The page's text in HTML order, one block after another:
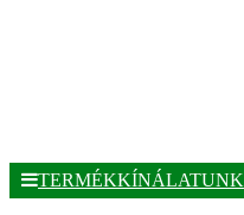
TERMÉKKÍNÁLATUNK